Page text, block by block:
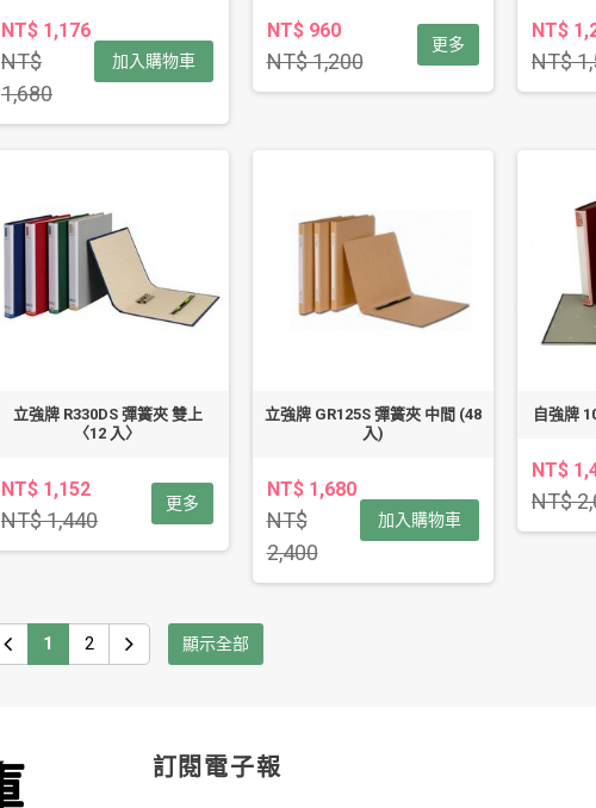
NT$ 1,176
NT$
1,680
加入購物車
NT$ 960
NT$ 1,200
更多
NT$
NT$
立強牌 R330DS 彈簧夾 雙上
〈12 入〉
NT$ 1,152
NT$ 1,440
更多
立強牌 GR125S 彈簧夾 中間 (48
入)
NT$ 1,680
NT$
2,400
加入購物車
自強牌
NT$
NT$
1 2 顯示全部
訂閱電子報